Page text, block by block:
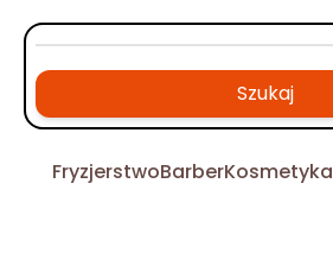
Szukaj
FryzjerstwoBarberKosmetyka